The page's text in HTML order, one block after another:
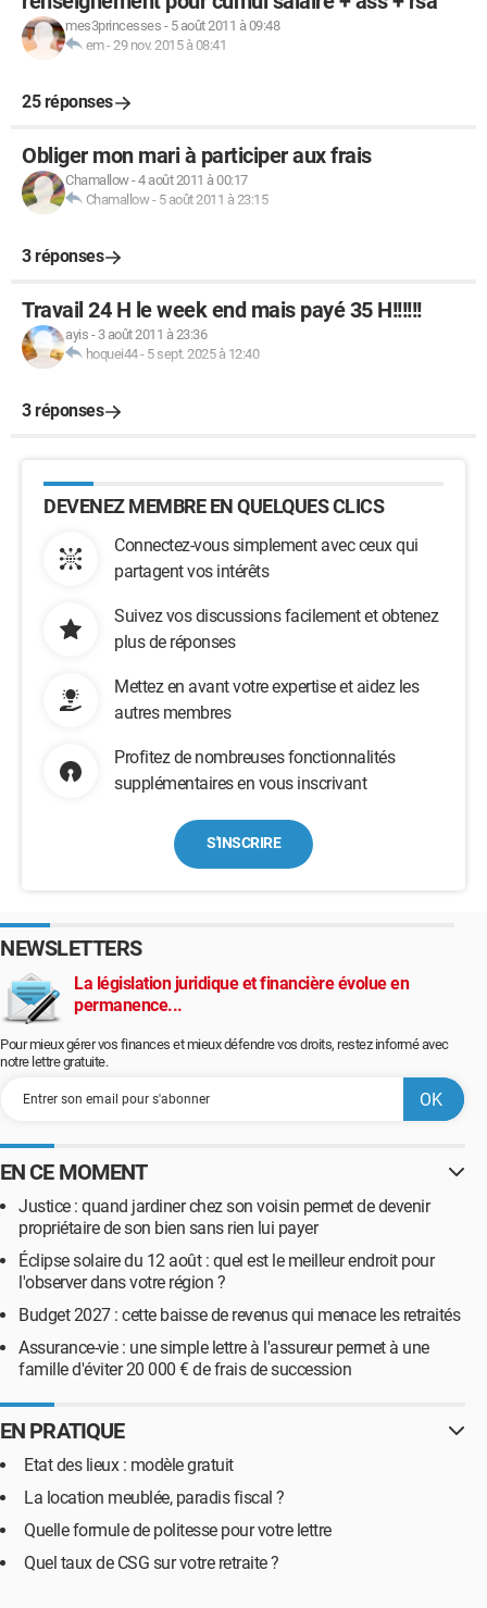
mes3princesses - 5 août 2011 à 09:48
em-29 nov. 2015 à 08:41
25 réponses
Obliger mon mari à participer aux frais
Chamallow-4 août 2011 à 00:17
Chamallow- 5 août 2011 à 23:15
3 réponses
Travail 24 H le week end mais payé 35 H!!!!!!
ayis - 3 août 2011 à 23:36
hoquei44- 5 sept. 2025 à 12:40
3 réponses
DEVENEZ MEMBRE EN QUELQUES CLICS
Connectez-vous simplement avec ceux qui
partagent vos intérêts
Suivez vos discussions facilement et obtenez
plus de réponses
Mettez en avant votre expertise et aidez les
autres membres
Profitez de nombreuses fonctionnalités
supplémentaires en vous inscrivant
S'INSCRIRE
NEWSLETTERS
La législation juridique et financière évolue en
permanence...
Pour mieux gérer vos finances et mieux défendre vos droits, restez informé avec
notre lettre gratuite.
EN CE MOMENT
Justice : quand jardiner chez son voisin permet de devenir
propriétaire de son bien sans rien lui payer
Éclipse solaire du 12 août : quel est le meilleur endroit pour
l'observer dans votre région ?
Budget 2027 : cette baisse de revenus qui menace les retraités
Assurance-vie : une simple lettre à l'assureur permet à une
famille d'éviter 20 000 € de frais de succession
EN PRATIQUE
Etat des lieux : modèle gratuit
La location meublée, paradis fiscal ?
Quelle formule de politesse pour votre lettre
Quel taux de CSG sur votre retraite ?